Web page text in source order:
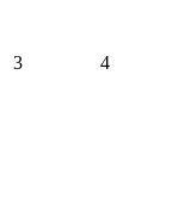
3 4